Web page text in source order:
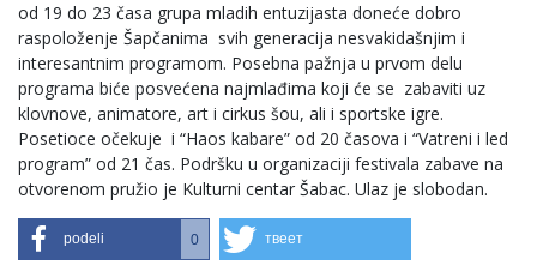
od 19 do 23 časa grupa mladih entuzijasta doneće dobro
raspoloženje Šapčanima svih generacija nesvakidašnjim i
interesantnim programom. Posebna pažnja u prvom delu
programa biće posvećena najmlađima koji će se zabaviti uz
klovnove, animatore, art i cirkus šou, ali i sportske igre.
Posetioce očekuje i “Haos kabare” od 20 časova i “Vatreni i led
program” od 21 čas. Podršku u organizaciji festivala zabave na
otvorenom pružio je Kulturni centar Šabac. Ulaz je slobodan.
podeli 0 твеет